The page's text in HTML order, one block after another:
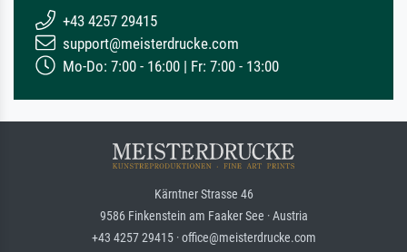
+43 4257 29415
support@meisterdrucke.com
Mo-Do: 7:00 - 16:00 | Fr: 7:00 - 13:00
Kärntner Strasse 46
9586 Finkenstein am Faaker See · Austria
+43 4257 29415 · office@meisterdrucke.com